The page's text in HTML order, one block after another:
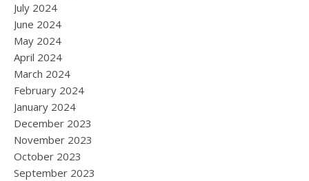
July 2024
June 2024
May 2024
April 2024
March 2024
February 2024
January 2024
December 2023
November 2023
October 2023
September 2023